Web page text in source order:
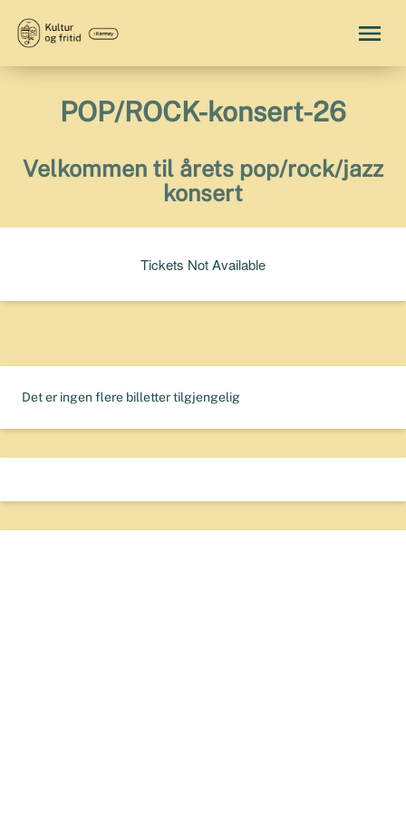
POP/ROCK-konsert-26
Velkommen til årets pop/rock/jazz
konsert
Tickets Not Available
Det er ingen flere billetter tilgjengelig